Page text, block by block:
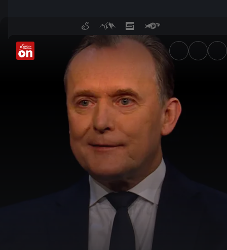
Zeit für Gold und Sachwerte